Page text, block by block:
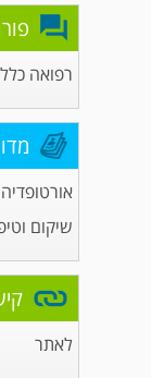
רפואה
אורטופדיה
שיקום
לאתר